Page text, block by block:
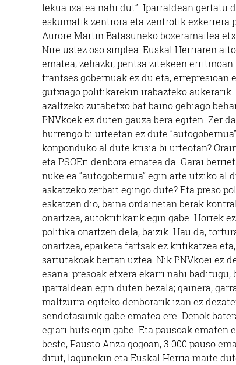
lekua izatea nahi dut”. Iparraldean gertatu
eskumatik zentrora eta zentrotik ezkerrera
Aurore Martin Batasuneko bozeramailea
Nire ustez oso sinplea: Euskal Herriaren
ematea; zehazki, pentsa zitekeen
frantses gobernuak ez du eta,
gutxiago politikarekin irabazteko
azaltzeko zutabetxo bat baino gehiago
PNVkoek ez duten gauza bera egiten. Zer
hurrengo bi urteetan ez dute
konponduko al dute krisia bi urteotan?
eta PSOEri denbora ematea da. Garai
nuke ea “autogobernua” egin arte utziko
askatzeko zerbait egingo dute? Eta preso
eskatzen dio, baina ordainetan berak
onartzea, autokritikarik egin gabe. Horrek
politika onartzen dela, baizik. Hau da,
onartzea, epaiketa fartsak ez kritikatzea
sartutakoak bertan uztea. Nik PNVkoei ez
esana: presoak etxera ekarri nahi
iparraldean egin duten bezala; gainera,
maltzurra egiteko denborarik izan ez
sendotasunik gabe ematea ere. Denok
egiari huts egin gabe. Eta pausoak
beste, Fausto Anza gogoan, 3.000 pauso
ditut, lagunekin eta Euskal Herria maite